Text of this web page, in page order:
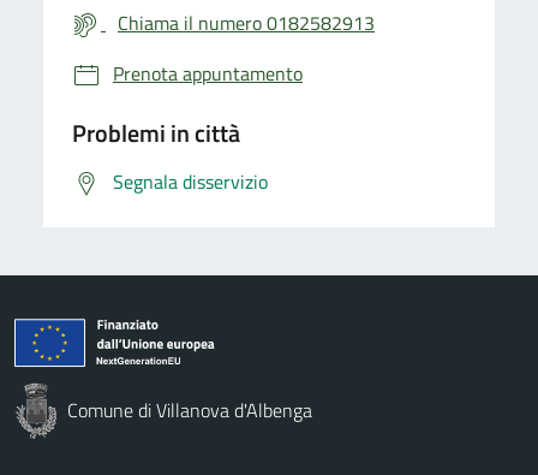
Chiama il numero 0182582913
Prenota appuntamento
Problemi in città
Segnala disservizio
Comune di Villanova d'Albenga